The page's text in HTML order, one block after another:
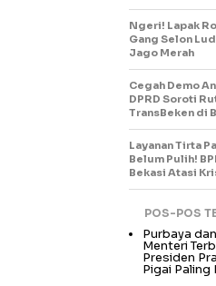
Ngeri! Lapak
Gang Selon
Jago Merah
Cegah Demo
DPRD Soroti
TransBeken di
Layanan Tirta
Belum Pulih!
Bekasi Atasi
POS-POS
Purbaya
Menteri
Presiden
Pigai